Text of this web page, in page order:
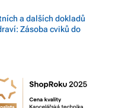
a dalších dokladů
Zásoba cviků do